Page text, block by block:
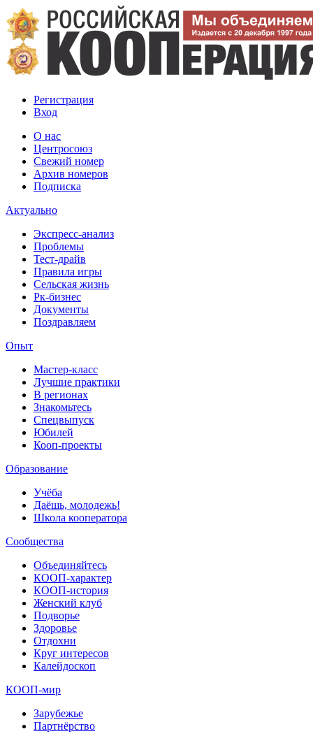
Регистрация
Вход
О нас
Центросоюз
Свежий номер
Архив номеров
Подписка
Актуально
Экспресс-анализ
Проблемы
Тест-драйв
Правила игры
Сельская жизнь
Рк-бизнес
Документы
Поздравляем
Опыт
Мастер-класс
Лучшие практики
В регионах
Знакомьтесь
Спецвыпуск
Юбилей
Кооп-проекты
Образование
Учёба
Даёшь, молодежь!
Школа кооператора
Сообщества
Объединяйтесь
КООП-характер
КООП-история
Женский клуб
Подворье
Здоровье
Отдохни
Круг интересов
Калейдоскоп
КООП-мир
Зарубежье
Партнёрство